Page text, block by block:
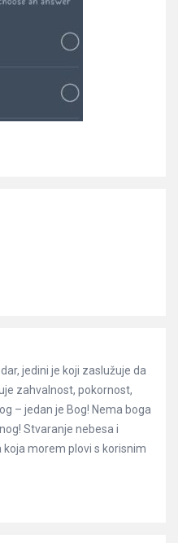
jedini je koji zaslužuje da
zahvalnost, pokornost,
– jedan je Bog! Nema boga
Stvaranje nebesa i
koja morem plovi s korisnim